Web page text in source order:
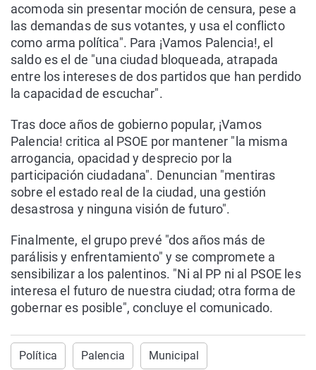
acomoda sin presentar moción de censura, pese a
las demandas de sus votantes, y usa el conflicto
como arma política". Para ¡Vamos Palencia!, el
saldo es el de "una ciudad bloqueada, atrapada
entre los intereses de dos partidos que han perdido
la capacidad de escuchar".
Tras doce años de gobierno popular, ¡Vamos
Palencia! critica al PSOE por mantener "la misma
arrogancia, opacidad y desprecio por la
participación ciudadana". Denuncian "mentiras
sobre el estado real de la ciudad, una gestión
desastrosa y ninguna visión de futuro".
Finalmente, el grupo prevé "dos años más de
parálisis y enfrentamiento" y se compromete a
sensibilizar a los palentinos. "Ni al PP ni al PSOE les
interesa el futuro de nuestra ciudad; otra forma de
gobernar es posible", concluye el comunicado.
Política Palencia Municipal